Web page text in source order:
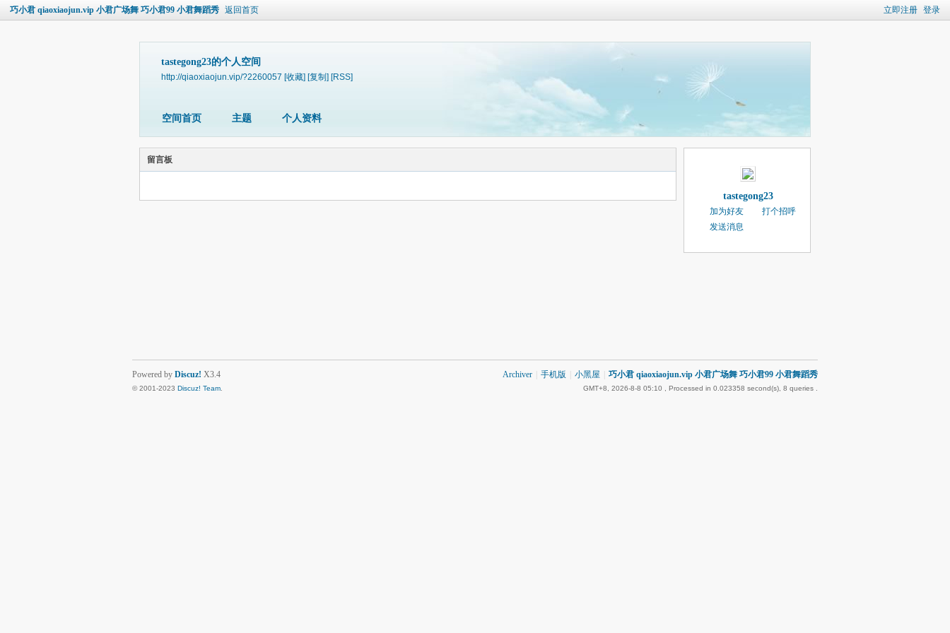
立即注册 登录
巧小君 qiaoxiaojun.vip 小君广场舞 巧小君99 小君舞蹈秀 返回首页
tastegong23的个人空间
http://qiaoxiaojun.vip/?2260057 [收藏] [复制] [RSS]
空间首页 主题 个人资料
留言板
tastegong23
加为好友
打个招呼
发送消息
Archiver 手机版 小黑屋 巧小君 qiaoxiaojun.vip 小君广场舞 巧小君99 小君舞蹈秀
GMT+8, 2026-8-8 05:10 , Processed in 0.023358 second(s), 8 queries .
Powered by Discuz! X3.4
© 2001-2023 Discuz! Team